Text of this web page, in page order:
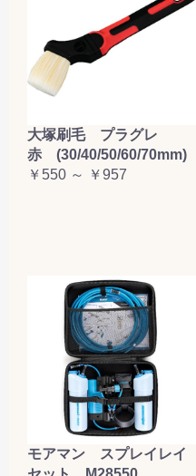
大塚刷毛 プラグレ
赤 (30/40/50/60/70mm)
￥550 ～ ￥957
モアマン スプレイレイ